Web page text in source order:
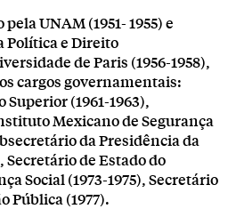
UNAM (1951- 1955) e
Política e Direito
de Paris (1956-1958),
cargos governamentais:
(1961-1963),
Mexicano de Segurança
da Presidência da
Secretário de Estado do
Social (1973-1975), Secretário
Pública (1977).